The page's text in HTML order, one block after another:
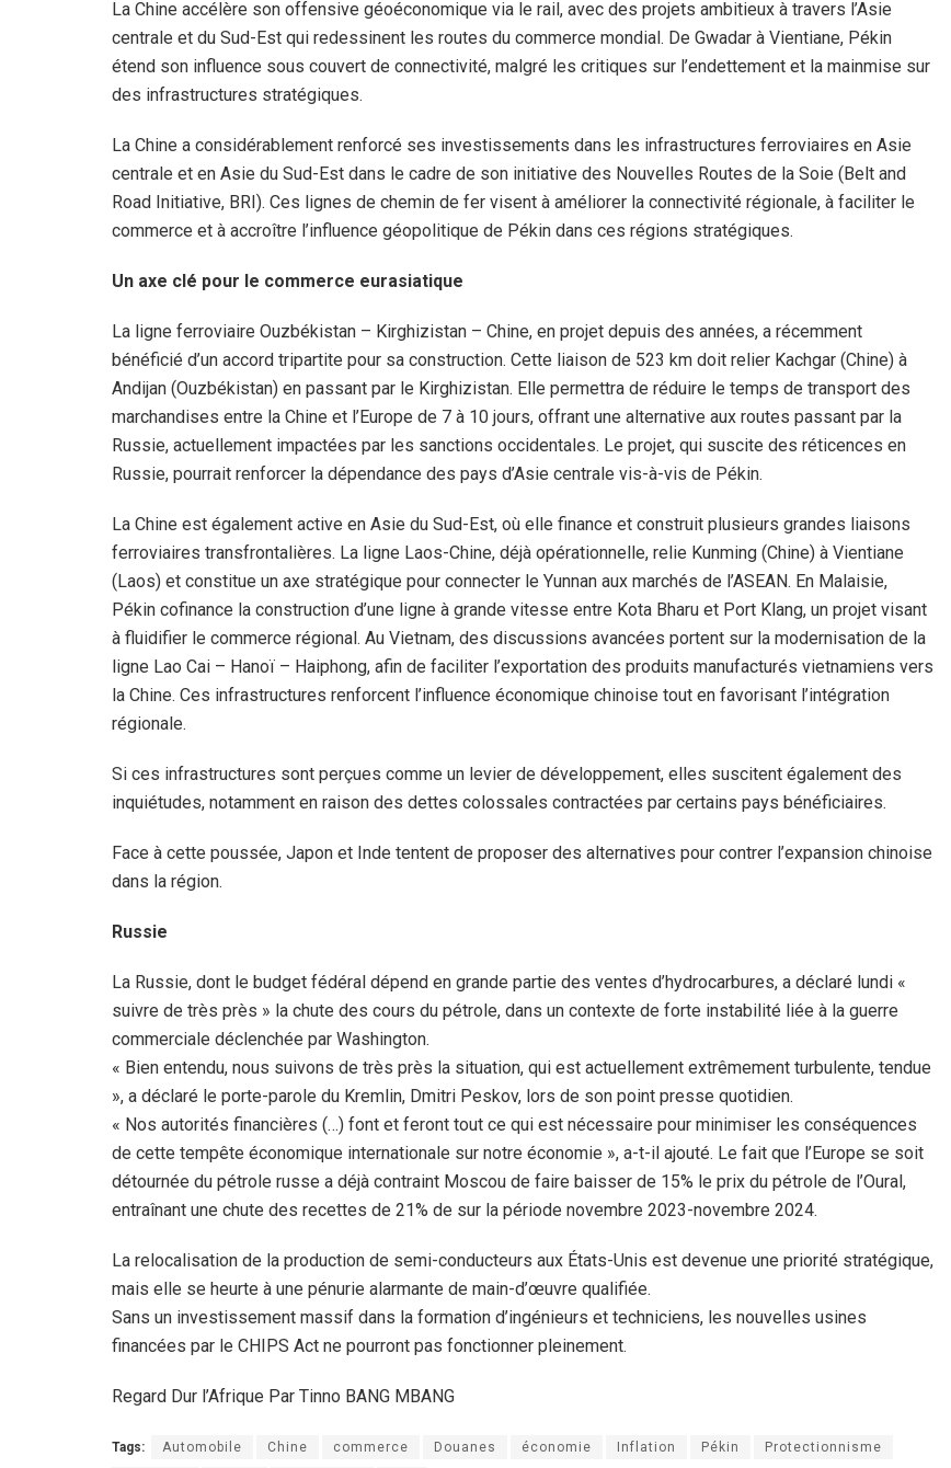
La Chine accélère son offensive géoéconomique via le rail, avec des projets ambitieux à travers l’Asie
centrale et du Sud-Est qui redessinent les routes du commerce mondial. De Gwadar à Vientiane, Pékin
étend son influence sous couvert de connectivité, malgré les critiques sur l’endettement et la mainmise sur
des infrastructures stratégiques.
La Chine a considérablement renforcé ses investissements dans les infrastructures ferroviaires en Asie
centrale et en Asie du Sud-Est dans le cadre de son initiative des Nouvelles Routes de la Soie (Belt and
Road Initiative, BRI). Ces lignes de chemin de fer visent à améliorer la connectivité régionale, à faciliter le
commerce et à accroître l’influence géopolitique de Pékin dans ces régions stratégiques.
Un axe clé pour le commerce eurasiatique
La ligne ferroviaire Ouzbékistan – Kirghizistan – Chine, en projet depuis des années, a récemment
bénéficié d’un accord tripartite pour sa construction. Cette liaison de 523 km doit relier Kachgar (Chine) à
Andijan (Ouzbékistan) en passant par le Kirghizistan. Elle permettra de réduire le temps de transport des
marchandises entre la Chine et l’Europe de 7 à 10 jours, offrant une alternative aux routes passant par la
Russie, actuellement impactées par les sanctions occidentales. Le projet, qui suscite des réticences en
Russie, pourrait renforcer la dépendance des pays d’Asie centrale vis-à-vis de Pékin.
La Chine est également active en Asie du Sud-Est, où elle finance et construit plusieurs grandes liaisons
ferroviaires transfrontalières. La ligne Laos-Chine, déjà opérationnelle, relie Kunming (Chine) à Vientiane
(Laos) et constitue un axe stratégique pour connecter le Yunnan aux marchés de l’ASEAN. En Malaisie,
Pékin cofinance la construction d’une ligne à grande vitesse entre Kota Bharu et Port Klang, un projet visant
à fluidifier le commerce régional. Au Vietnam, des discussions avancées portent sur la modernisation de la
ligne Lao Cai – Hanoï – Haiphong, afin de faciliter l’exportation des produits manufacturés vietnamiens vers
la Chine. Ces infrastructures renforcent l’influence économique chinoise tout en favorisant l’intégration
régionale.
Si ces infrastructures sont perçues comme un levier de développement, elles suscitent également des
inquiétudes, notamment en raison des dettes colossales contractées par certains pays bénéficiaires.
Face à cette poussée, Japon et Inde tentent de proposer des alternatives pour contrer l’expansion chinoise
dans la région.
Russie
La Russie, dont le budget fédéral dépend en grande partie des ventes d’hydrocarbures, a déclaré lundi «
suivre de très près » la chute des cours du pétrole, dans un contexte de forte instabilité liée à la guerre
commerciale déclenchée par Washington.
« Bien entendu, nous suivons de très près la situation, qui est actuellement extrêmement turbulente, tendue
», a déclaré le porte-parole du Kremlin, Dmitri Peskov, lors de son point presse quotidien.
« Nos autorités financières (…) font et feront tout ce qui est nécessaire pour minimiser les conséquences
de cette tempête économique internationale sur notre économie », a-t-il ajouté. Le fait que l’Europe se soit
détournée du pétrole russe a déjà contraint Moscou de faire baisser de 15% le prix du pétrole de l’Oural,
entraînant une chute des recettes de 21% de sur la période novembre 2023-novembre 2024.
La relocalisation de la production de semi-conducteurs aux États-Unis est devenue une priorité stratégique,
mais elle se heurte à une pénurie alarmante de main-d’œuvre qualifiée.
Sans un investissement massif dans la formation d’ingénieurs et techniciens, les nouvelles usines
financées par le CHIPS Act ne pourront pas fonctionner pleinement.
Regard Dur l’Afrique Par Tinno BANG MBANG
Tags: Automobile Chine commerce Douanes économie Inflation Pékin Protectionnisme